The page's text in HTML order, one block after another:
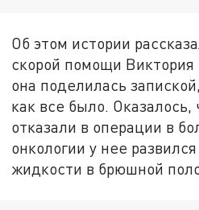
Об этом истории
скорой помощи
она поделилась
как все было. Оказалось,
отказали в операции в
онкологии у нее
жидкости в брюшной